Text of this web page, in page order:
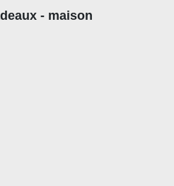
- maison